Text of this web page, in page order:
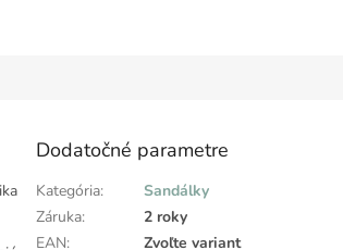
Dodatočné parametre
Kategória:
Sandálky
Záruka:
2 roky
EAN:
Zvoľte variant